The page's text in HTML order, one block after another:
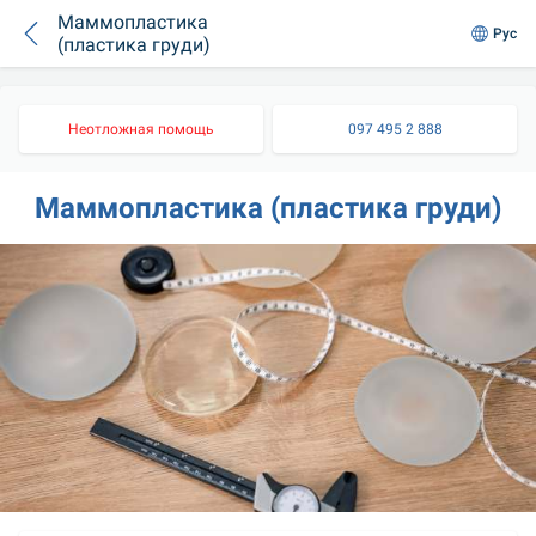
Маммопластика
(пластика груди)
Рус
Неотложная помощь 097 495 2 888
Маммопластика (пластика груди)